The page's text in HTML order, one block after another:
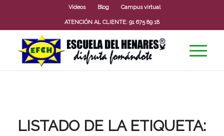
Videos Blog Campus virtual
ATENCIÓN AL CLIENTE: 91 675 89 18
LISTADO DE LA ETIQUETA: